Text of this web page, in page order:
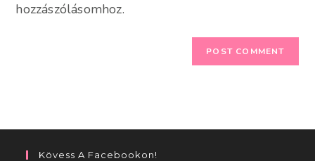
hozzászólásomhoz.
Kövess A Facebookon!